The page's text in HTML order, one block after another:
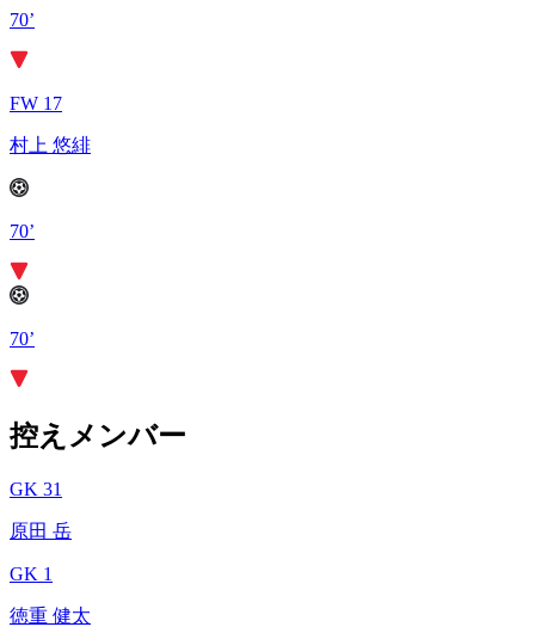
70’
FW 17
村上 悠緋
70’
70’
控えメンバー
GK 31
原田 岳
GK 1
徳重 健太